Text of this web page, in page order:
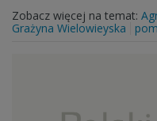
Zobacz więcej na temat:
Grażyna Wielowieyska